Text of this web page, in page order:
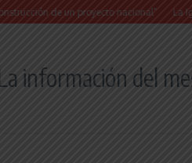
un proyecto nacional” La Iglesia
información del